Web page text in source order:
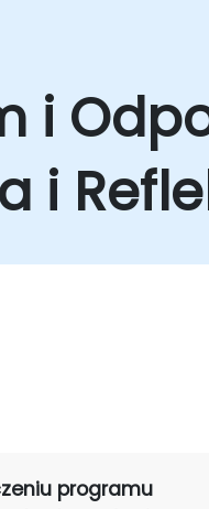
i
i
programu